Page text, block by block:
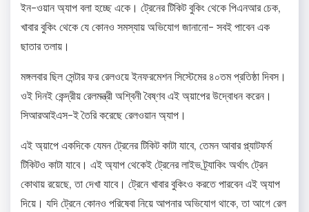
ইন-ওয়ান অ্যাপ বলা হচ্ছে একে। ট্রেনের টিকিট বুকিং থেকে পিএনআর চেক,
খাবার বুকিং থেকে যে কোনও সমস্যায় অভিযোগ জানানো- সবই পাবেন এক
ছাতার তলায়।
মঙ্গলবার ছিল সেন্টার ফর রেলওয়ে ইনফরমেশন সিস্টেমের ৪০তম প্রতিষ্ঠা দিবস।
ওই দিনই কেন্দ্রীয় রেলমন্ত্রী অশ্বিনী বৈষ্ণব এই অ্য়াপের উদ্বোধন করেন।
সিআরআইএস-ই তৈরি করেছে রেলওয়ান অ্যাপ।
এই অ্য়াপে একদিকে যেমন ট্রেনের টিকিট কাটা যাবে, তেমন আবার প্ল্যাটফর্ম
টিকিটও কাটা যাবে। এই অ্যাপ থেকেই ট্রেনের লাইভ ট্র্যাকিং অর্থাৎ ট্রেন
কোথায় রয়েছে, তা দেখা যাবে। ট্রেনে খাবার বুকিংও করতে পারবেন এই অ্যাপ
দিয়ে। যদি ট্রেনে কোনও পরিষেবা নিয়ে আপনার অভিযোগ থাকে, তা আগে রেল